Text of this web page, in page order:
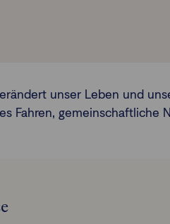
unser Leben und
Fahren, gemeinschaftliche